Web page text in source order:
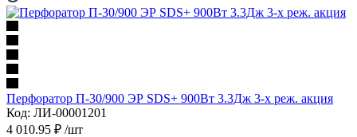
Перфоратор П-30/900 ЭР SDS+ 900Вт 3.3Дж 3-х реж. акция
Код: ЛИ-00001201
4 010.95 ₽ /шт